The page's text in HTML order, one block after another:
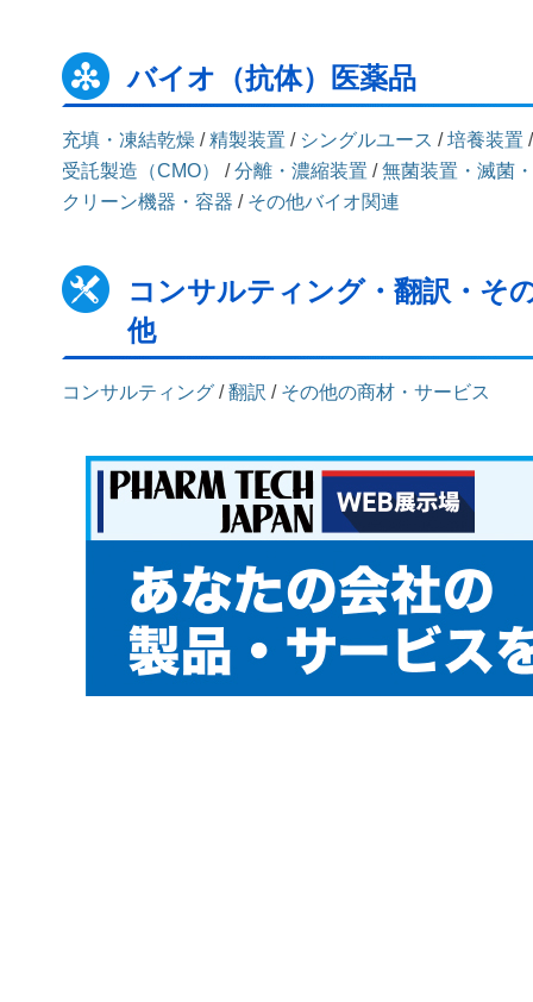
バイオ（抗体）医薬品
充填・凍結乾燥 /精製装置 / シングルユース /培養装置 /
受託製造（CMO）
/分離・濃縮装置 /無菌装置・滅菌・
クリーン機器・容器 / その他バイオ関連
コンサルティング・翻訳・そ
他
コンサルティング /翻訳 / その他の商材・サービス